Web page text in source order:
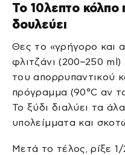
Το 10λεπτο κόλπο
δουλεύει
Θες το «γρήγορο και
φλιτζάνι (200–250
του απορρυπαντικού
πρόγραμμα (90°C αν
Το ξύδι διαλύει τα
υπολείμματα και
Μετά το τέλος, ρίξε